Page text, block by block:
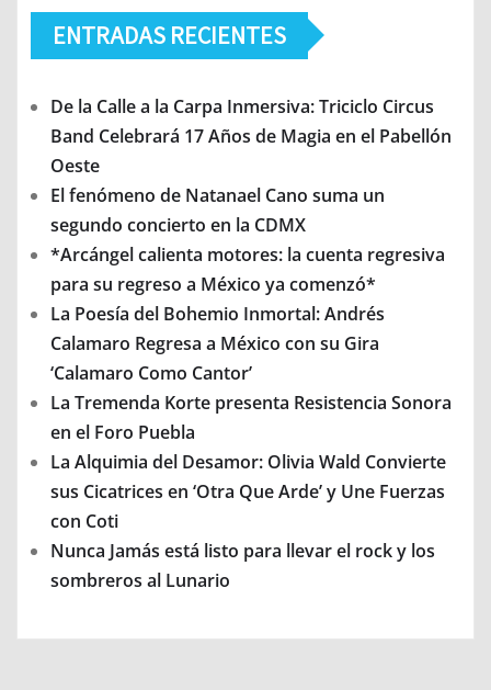
ENTRADAS RECIENTES
De la Calle a la Carpa Inmersiva: Triciclo Circus
Band Celebrará 17 Años de Magia en el Pabellón
Oeste
El fenómeno de Natanael Cano suma un
segundo concierto en la CDMX
*Arcángel calienta motores: la cuenta regresiva
para su regreso a México ya comenzó*
La Poesía del Bohemio Inmortal: Andrés
Calamaro Regresa a México con su Gira
‘Calamaro Como Cantor’
La Tremenda Korte presenta Resistencia Sonora
en el Foro Puebla
La Alquimia del Desamor: Olivia Wald Convierte
sus Cicatrices en ‘Otra Que Arde’ y Une Fuerzas
con Coti
Nunca Jamás está listo para llevar el rock y los
sombreros al Lunario